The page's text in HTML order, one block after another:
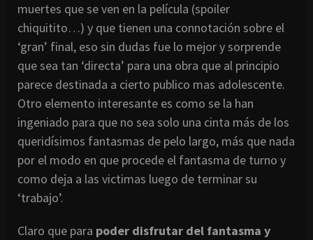
muertes que se ven en la película (spoiler
chiquitito…) y que tienen una connotación sobre el
‘gran’ final, eso sin dudas fue lo mejor y sorprende
que sea tan ‘directa’ para una obra que al principio
parece destinada a cierto publico mas adolescente.
Otro elemento interesante es como se la han
ingeniado para que no sea solo una cinta más de los
queridísimos fantasmas de pelo largo, más que nada
por el modo en que procede el fantasma de turno y
como deja a las victimas luego de terminar su
‘trabajo’.
Claro que para poder disfrutar del fantasma y